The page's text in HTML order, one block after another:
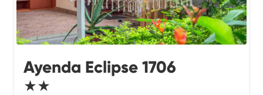
Ayenda Eclipse 1706
★★